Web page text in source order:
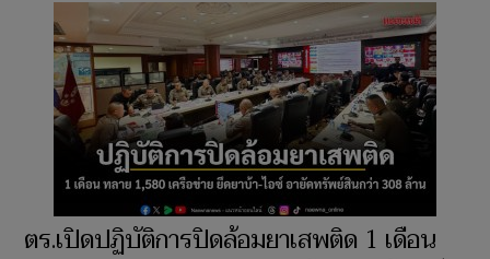
ตร.เปิดปฏิบัติการปิดล้อมยาเสพติด 1 เดือน